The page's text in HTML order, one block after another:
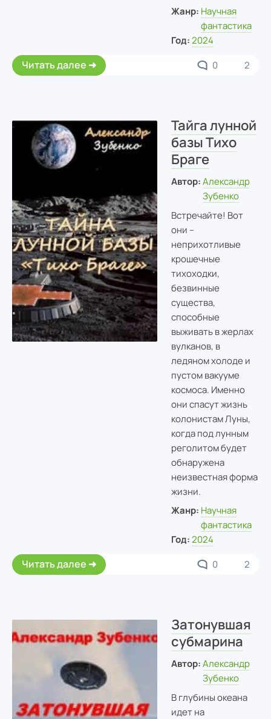
Жанр: Научная
фантастика
Год: 2024
Читать далее 0 2
Тайга лунной
базы Тихо
Браге
Автор: Александр
Зубенко
Встречайте! Вот
они --
неприхотливые
крошечные
тихоходки,
безвинные
существа,
способные
выживать в жерлах
вулканов, в
ледяном холоде и
пустом вакууме
космоса. Именно
они спасут жизнь
колонистам Луны,
когда под лунным
реголитом будет
обнаружена
неизвестная форма
жизни.
Жанр: Научная
фантастика
Год: 2024
Читать далее 0 2
Затонувшая
субмарина
Автор: Александр
Зубенко
В глубины океана
идет на